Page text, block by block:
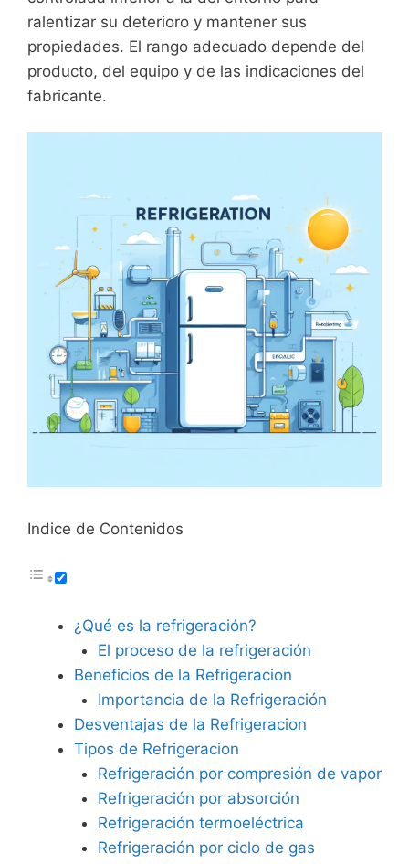
ralentizar su deterioro y mantener sus
propiedades. El rango adecuado depende del
producto, del equipo y de las indicaciones del
fabricante.
Indice de Contenidos
¿Qué es la refrigeración?
El proceso de la refrigeración
Beneficios de la Refrigeracion
Importancia de la Refrigeración
Desventajas de la Refrigeracion
Tipos de Refrigeracion
Refrigeración por compresión de vapor
Refrigeración por absorción
Refrigeración termoeléctrica
Refrigeración por ciclo de gas